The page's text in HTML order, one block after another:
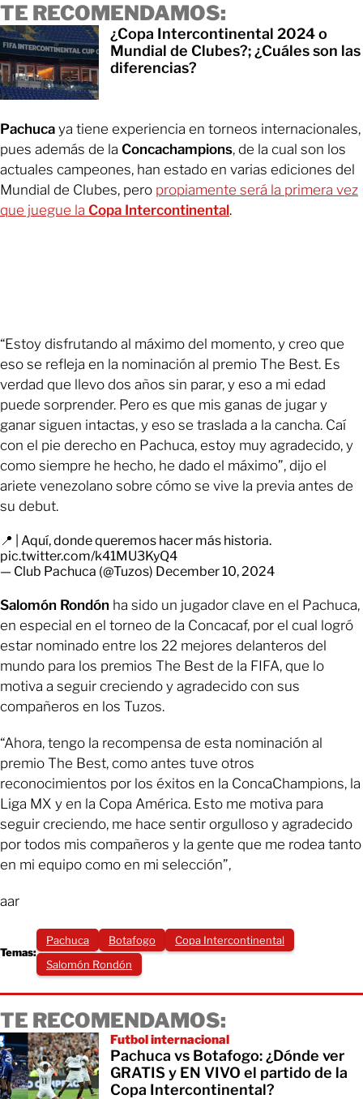
TE RECOMENDAMOS:
¿Copa Intercontinental 2024 o
Mundial de Clubes?; ¿Cuáles son las
diferencias?
Pachuca ya tiene experiencia en torneos internacionales,
pues además de la Concachampions, de la cual son los
actuales campeones, han estado en varias ediciones del
Mundial de Clubes, pero propiamente será la primera vez
que juegue la Copa Intercontinental.
“Estoy disfrutando al máximo del momento, y creo que
eso se refleja en la nominación al premio The Best. Es
verdad que llevo dos años sin parar, y eso a mi edad
puede sorprender. Pero es que mis ganas de jugar y
ganar siguen intactas, y eso se traslada a la cancha. Caí
con el pie derecho en Pachuca, estoy muy agradecido, y
como siempre he hecho, he dado el máximo”, dijo el
ariete venezolano sobre cómo se vive la previa antes de
su debut.
📍 | Aquí, donde queremos hacer más historia.
pic.twitter.com/k41MU3KyQ4
— Club Pachuca (@Tuzos) December 10, 2024
Salomón Rondón ha sido un jugador clave en el Pachuca,
en especial en el torneo de la Concacaf, por el cual logró
estar nominado entre los 22 mejores delanteros del
mundo para los premios The Best de la FIFA, que lo
motiva a seguir creciendo y agradecido con sus
compañeros en los Tuzos.
“Ahora, tengo la recompensa de esta nominación al
premio The Best, como antes tuve otros
reconocimientos por los éxitos en la ConcaChampions, la
Liga MX y en la Copa América. Esto me motiva para
seguir creciendo, me hace sentir orgulloso y agradecido
por todos mis compañeros y la gente que me rodea tanto
en mi equipo como en mi selección”,
aar
Temas:
Pachuca Botafogo
Copa Intercontinental
Salomón Rondón
TE RECOMENDAMOS:
Futbol internacional
Pachuca vs Botafogo: ¿Dónde ver
GRATIS y EN VIVO el partido de la
Copa Intercontinental?